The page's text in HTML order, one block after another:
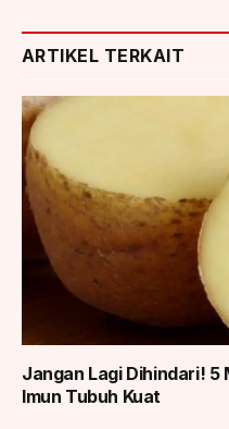
ARTIKEL TERKAIT
Jangan Lagi Dihindari! 5
Imun Tubuh Kuat